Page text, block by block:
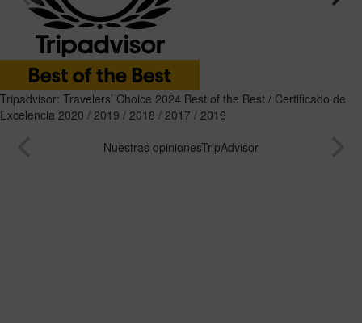
Tripadvisor: Travelers’ Choice 2024 Best of the Best / Certificado de
Excelencia 2020 / 2019 / 2018 / 2017 / 2016
Nuestras opinionesTripAdvisor